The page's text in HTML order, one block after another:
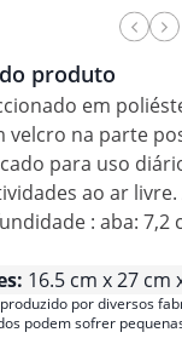
produto
em
velcro na parte
para uso
ao ar
: aba: 7,2
16.5 cm x 27 cm
por diversos
podem sofrer